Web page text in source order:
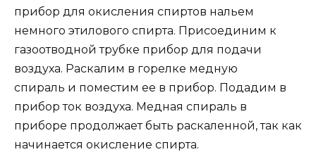
прибор для окисления спиртов нальем
немного этилового спирта. Присоединим к
газоотводной трубке прибор для подачи
воздуха. Раскалим в горелке медную
спираль и поместим ее в прибор. Подадим в
прибор ток воздуха. Медная спираль в
приборе продолжает быть раскаленной, так как
начинается окисление спирта.